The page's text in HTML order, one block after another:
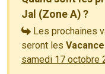
Jal (Zone A) ?
Les prochaines
seront les
samedi 17 octobre